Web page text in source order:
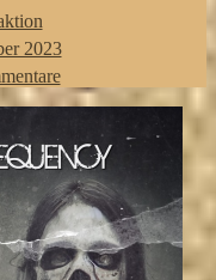
2023
zu
Electronic
Frequency
Single
„DESTRUDO“